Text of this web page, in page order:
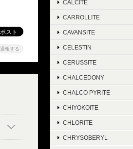
通報する
CALCITE
CARROLLITE
CAVANSITE
CELESTIN
CERUSSITE
CHALCEDONY
CHALCO PYRITE
CHIYOKOITE
CHLORITE
CHRYSOBERYL